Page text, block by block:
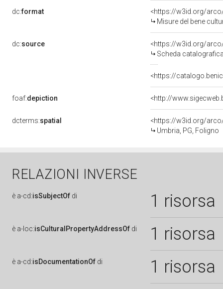
dc:format
<https://w3id.org/
Misure del bene
dc:source
<https://w3id.org/
Scheda
<https://
foaf:depiction <http://
dcterms:spatial
<https://w3id.org/
Umbria, PG, Foligno
RELAZIONI INVERSE
è a-cd:isSubjectOf di 1 risorsa
è a-loc:isCulturalPropertyAddressOf di 1 risorsa
è a-cd:isDocumentationOf di 1 risorsa